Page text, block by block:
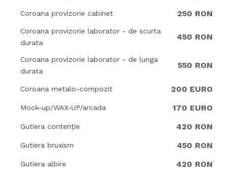
Coroana provizorie cabinet 250 RON
Coroana provizorie laborator - de scurta
durata
450 RON
Coroana provizorie laborator - de lunga
durata
550 RON
Coroana metalo-compozit 200 EURO
Mock-up/WAX-UP/arcada 170 EURO
Gutiera contenție 420 RON
Gutiera bruxism 450 RON
Gutiera albire 420 RON